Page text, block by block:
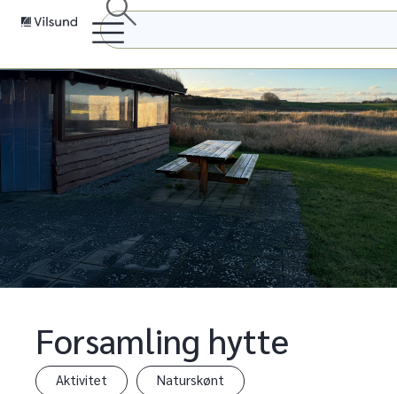
Forsamling hytte
Aktivitet Naturskønt